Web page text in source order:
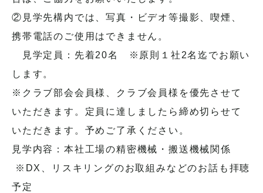
②見学先構内では、写真・ビデオ等撮影、喫煙、
携帯電話のご使用はできません。
見学定員：先着20名 ※原則１社2名迄でお願い
します。
※クラブ部会会員様、クラブ会員様を優先させて
いただきます。定員に達しましたら締め切らせて
いただきます。予めご了承ください。
見学内容：本社工場の精密機械・搬送機械関係
※DX、リスキリングのお取組みなどのお話も拝聴
予定